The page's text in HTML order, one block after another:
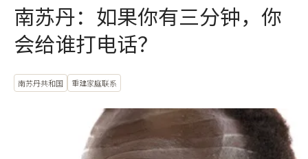
南苏丹：如果你有三分钟，你
会给谁打电话？
南苏丹共和国 重建家庭联系